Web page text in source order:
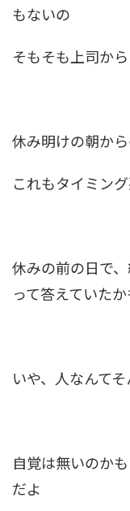
もないの
そもそも上司か
休み明けの朝か
これもタイミン
休みの前の日で
って答えていた
いや、人なんて
自覚は無いのか
だよ